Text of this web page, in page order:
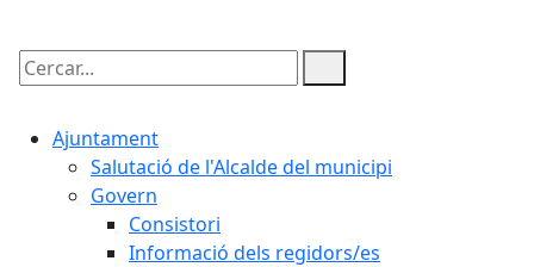
Cercar:
Ajuntament
Salutació de l'Alcalde del municipi
Govern
Consistori
Informació dels regidors/es